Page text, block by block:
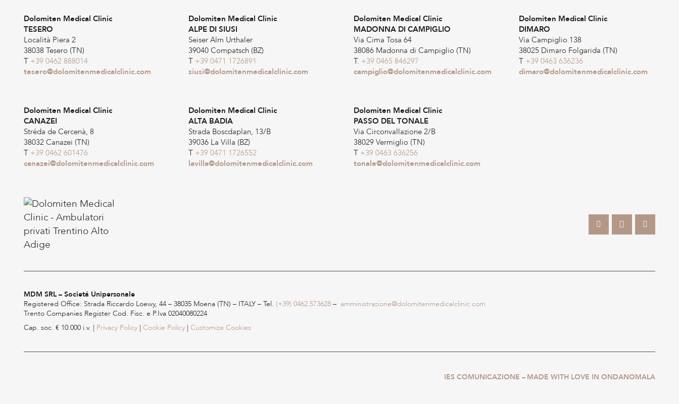
Dolomiten Medical Clinic
TESERO
Località Piera 2
38038 Tesero (TN)
T +39 0462 888014
tesero@dolomitenmedicalclinic.com
Dolomiten Medical Clinic
ALPE DI SIUSI
Seiser Alm Urthaler
39040 Compatsch (BZ)
T +39 0471 1726891
siusi@dolomitenmedicalclinic.com
Dolomiten Medical Clinic
MADONNA DI CAMPIGLIO
Via Cima Tosa 64
38086 Madonna di Campiglio (TN)
T. +39 0465 846297
campiglio@dolomitenmedicalclinic.com
Dolomiten Medical Clinic
DIMARO
Via Campiglio 138
38025 Dimaro Folgarida (TN)
T +39 0463 636236
dimaro@dolomitenmedicalclinic.com
Dolomiten Medical Clinic
CANAZEI
Stréda de Cercenà, 8
38032 Canazei (TN)
T +39 0462 601476
canazei@dolomitenmedicalclinic.com
Dolomiten Medical Clinic
ALTA BADIA
Strada Boscdaplan, 13/B
39036 La Villa (BZ)
T +39 0471 1726552
lavilla@dolomitenmedicalclinic.com
Dolomiten Medical Clinic
PASSO DEL TONALE
Via Circonvallazione 2/B
38029 Vermiglio (TN)
T +39 0463 636256
tonale@dolomitenmedicalclinic.com
MDM SRL – Societá Unipersonale
Registered Office: Strada Riccardo Loewy, 44 – 38035 Moena (TN) – ITALY – Tel. (+39) 0462.573628– amministrazione@dolomitenmedicalclinic.com
Trento Companies Register Cod. Fisc. e P.Iva 02040080224
Cap. soc. € 10.000 i.v. | Privacy Policy| Cookie Policy| Customize Cookies
IES COMUNICAZIONE – MADE WITH LOVE IN ONDANOMALA